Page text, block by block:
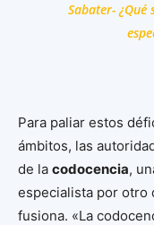
Sabater-
Para paliar estos
ámbitos, las
de la codocencia,
especialista por otro
fusiona. «La